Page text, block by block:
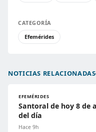
CATEGORÍA
Efemérides
NOTICIAS RELACIONADAS
EFEMÉRIDES
Santoral de hoy 8 de
del día
Hace 9h